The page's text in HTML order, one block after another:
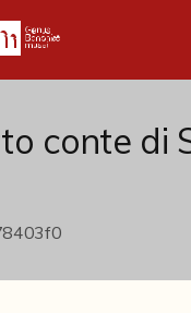
conte di